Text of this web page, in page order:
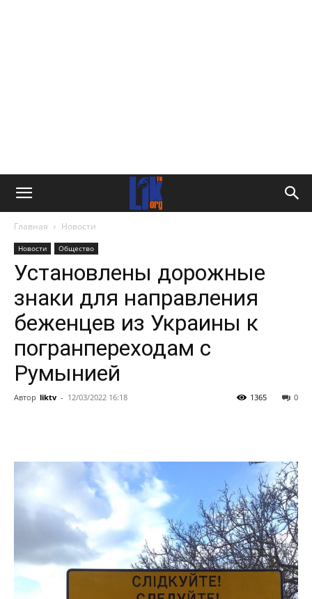
Главная Новости
Новости Общество
Установлены дорожные
знаки для направления
беженцев из Украины к
погранпереходам с
Румынией
Автор liktv - 12/03/2022 16:18 0
1365